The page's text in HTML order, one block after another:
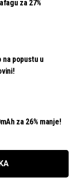
za 27%
na popustu u
za 26% manje!